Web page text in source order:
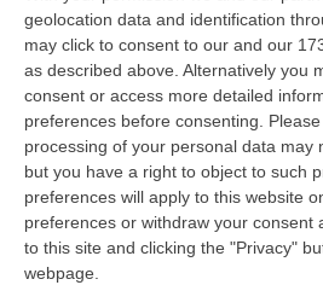
geolocation data and identification
may click to consent to our and our
as described above. Alternatively you
consent or access more detailed
preferences before consenting.
processing of your personal data may
but you have a right to object to such
preferences will apply to this website
preferences or withdraw your consent
to this site and clicking the "Privacy"
webpage.
n.108 una vera e propria
consapevolezza di poter
nei giri del futuro. Piange
Simon Yates: al Colle delle
aveva visto infrangere i
sulle stesse strade, oggi, il
ripreso. E per l’ottava
corsa rosa, la maglia